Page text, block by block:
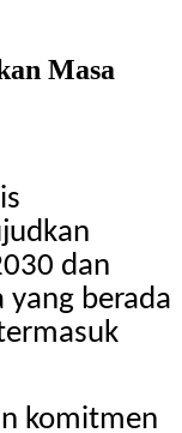
Masa
dan
yang berada
komitmen